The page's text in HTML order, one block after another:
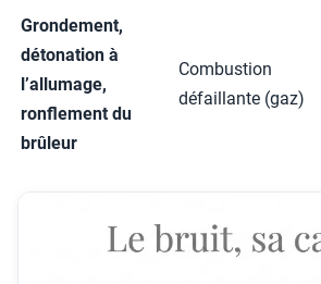
Grondement,
détonation à
l’allumage,
ronflement du
brûleur
Combustion
défaillante (gaz)